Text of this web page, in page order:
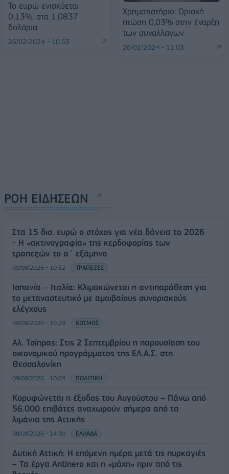
Το ευρώ ενισχύεται
0,13%, στα 1,0837
δολάρια
26/02/2024 - 10:53
Χρηματιστήριο: Οριακή
πτώση 0,03% στην έναρξη
των συναλλαγων
26/02/2024 - 11:03
ΡΟΗ ΕΙΔΗΣΕΩΝ
Στα 15 δισ. ευρώ ο στόχος για νέα δάνεια το 2026
- Η «ακτινογραφία» της κερδοφορίας των
τραπεζών το α΄ εξάμηνο
09/08/2026 - 10:52 ΤΡΑΠΕΖΕΣ
Ισπανία – Ιταλία: Κλιμακώνεται η αντιπαράθεση για
το μεταναστευτικό με αμοιβαίους συνοριακούς
ελέγχους
09/08/2026 - 10:29 ΚΟΣΜΟΣ
Αλ. Τσίπρας: Στις 2 Σεπτεμβρίου η παρουσίαση του
οικονομικού προγράμματος της ΕΛ.Α.Σ. στη
Θεσσαλονίκη
09/08/2026 - 10:03 ΠΟΛΙΤΙΚΗ
Κορυφώνεται η έξοδος του Αυγούστου – Πάνω από
56.000 επιβάτες αναχωρούν σήμερα από τα
λιμάνια της Αττικής
08/08/2026 - 14:30 ΕΛΛΑΔΑ
Δυτική Αττική: Η επόμενη ημέρα μετά τις πυρκαγιές
– Τα έργα Antinero και η «μάχη» πριν από τις